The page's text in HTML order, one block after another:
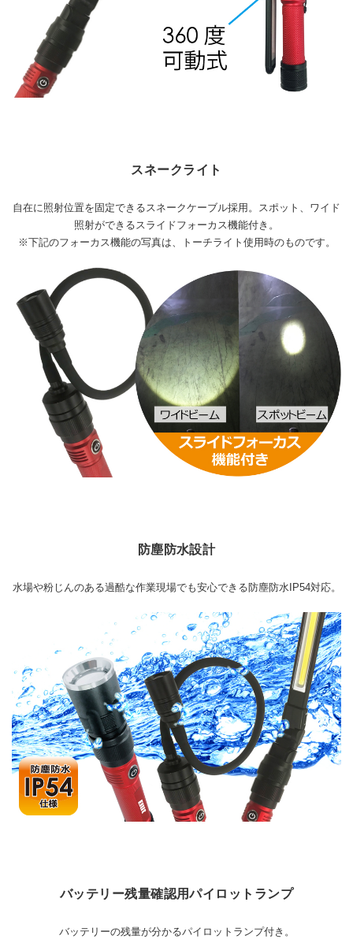
スネークライト
自在に照射位置を固定できるスネークケーブル採用。スポット、ワイド
照射ができるスライドフォーカス機能付き。
※下記のフォーカス機能の写真は、トーチライト使用時のものです。
防塵防水設計
水場や粉じんのある過酷な作業現場でも安心できる防塵防水IP54対応。
バッテリー残量確認用パイロットランプ
バッテリーの残量が分かるパイロットランプ付き。